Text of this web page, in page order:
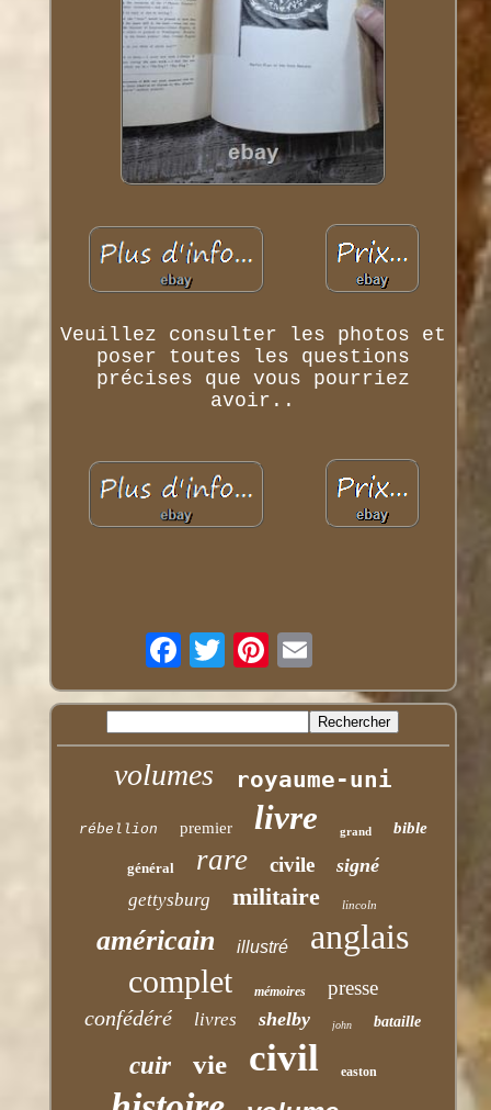
Veuillez consulter les photos et
poser toutes les questions
précises que vous pourriez
avoir..
volumes royaume-uni
rébellion premier livre grand bible
général rare civile signé
gettysburg militaire lincoln
américain illustré anglais
complet mémoires presse
confédéré livres shelby john bataille
cuir vie civil easton